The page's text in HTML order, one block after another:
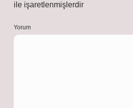
ile işaretlenmişlerdir
Yorum